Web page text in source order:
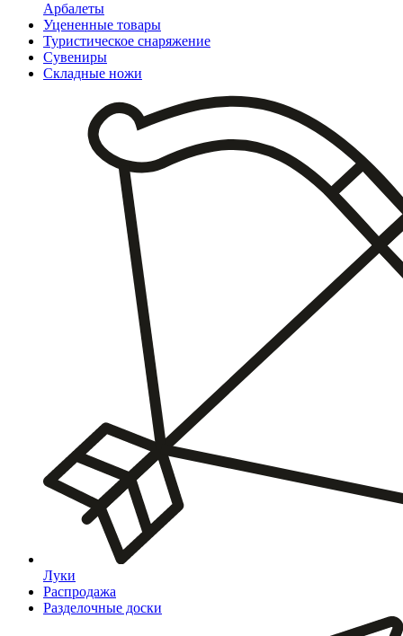
Арбалеты
Уцененные товары
Туристическое снаряжение
Сувениры
Складные ножи
Луки
Распродажа
Разделочные доски